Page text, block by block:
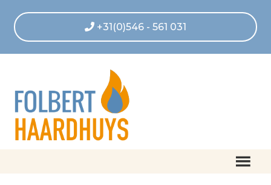
+31(0)546 - 561 031